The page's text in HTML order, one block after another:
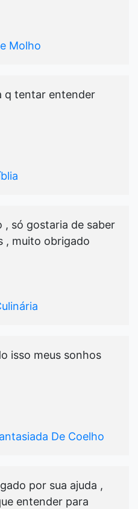
Molho
q tentar entender
, só gostaria de saber
, muito obrigado
isso meus sonhos
De Coelho
por sua ajuda ,
entender para